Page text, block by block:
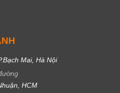
Mai, Hà Nội
HCM